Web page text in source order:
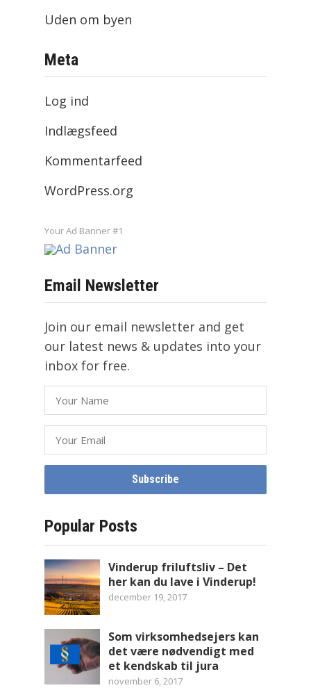
Uden om byen
Meta
Log ind
Indlægsfeed
Kommentarfeed
WordPress.org
Your Ad Banner #1
Email Newsletter
Join our email newsletter and get
our latest news & updates into your
inbox for free.
Popular Posts
Vinderup friluftsliv – Det
her kan du lave i Vinderup!
december 19, 2017
Som virksomhedsejers kan
det være nødvendigt med
et kendskab til jura
november 6, 2017